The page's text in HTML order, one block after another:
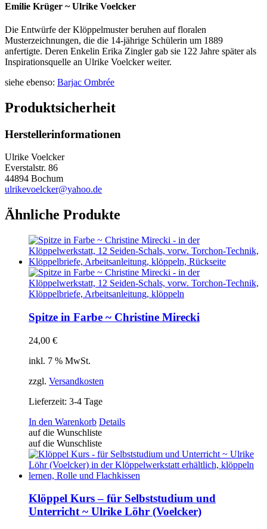
Emilie Krüger ~ Ulrike Voelcker
Die Entwürfe der Klöppelmuster beruhen auf floralen
Musterzeichnungen, die die 14-jährige Schülerin um 1889
anfertigte. Deren Enkelin Erika Zingler gab sie 122 Jahre später als
Inspirationsquelle an Ulrike Voelcker weiter.
siehe ebenso: Barjac Ombrée
Produktsicherheit
Herstellerinformationen
Ulrike Voelcker
Everstalstr. 86
44894 Bochum
ulrikevoelcker@yahoo.de
Ähnliche Produkte
Spitze in Farbe ~ Christine Mirecki
24,00 €
inkl. 7 % MwSt.
zzgl. Versandkosten
Lieferzeit: 3-4 Tage
In den Warenkorb Details
auf die Wunschliste
auf die Wunschliste
Klöppel Kurs – für Selbststudium und
Unterricht ~ Ulrike Löhr (Voelcker)